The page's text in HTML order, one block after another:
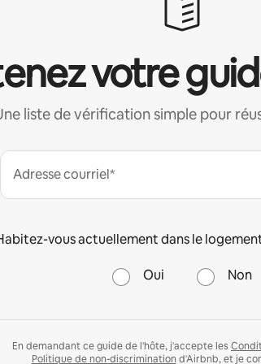
votre
liste de vérification simple pour
Adresse courriel*
vous actuellement dans le
Oui Non
En demandant ce guide de l'hôte, j'accepte les
Politique de non-discrimination d'Airbnb, et je